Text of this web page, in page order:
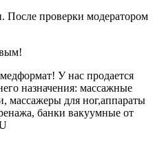
После проверки модератором
У нас продается
назначения: массажные
массажеры для ног,аппараты
банки вакуумные от